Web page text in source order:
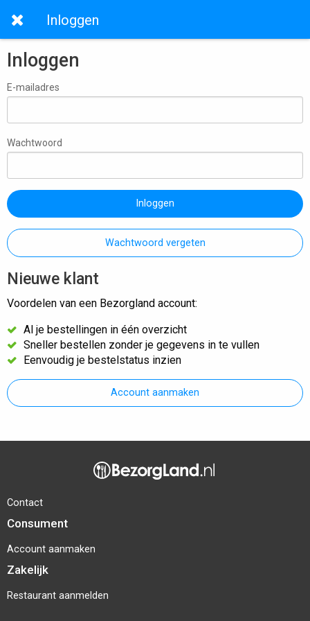
Inloggen
Inloggen
E-mailadres
Wachtwoord
Inloggen
Wachtwoord vergeten
Nieuwe klant
Voordelen van een Bezorgland account:
Al je bestellingen in één overzicht
Sneller bestellen zonder je gegevens in te vullen
Eenvoudig je bestelstatus inzien
Account aanmaken
Contact
Consument
Account aanmaken
Zakelijk
Restaurant aanmelden